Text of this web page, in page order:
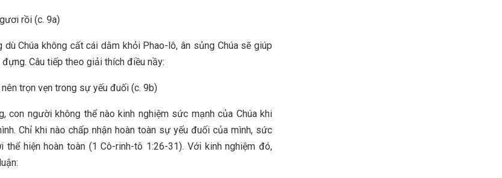
rồi (c. 9a)
dù Chúa không cất cái dằm khỏi Phao-lô, ân sủng Chúa sẽ giúp
Câu tiếp theo giải thích điều nầy:
trọn vẹn trong sự yếu đuối (c. 9b)
con người không thể nào kinh nghiệm sức mạnh của Chúa khi
Chỉ khi nào chấp nhận hoàn toàn sự yếu đuối của mình, sức
thể hiện hoàn toàn (1 Cô-rinh-tô 1:26-31). Với kinh nghiệm đó,